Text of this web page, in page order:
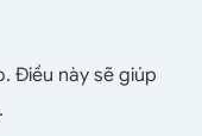
Điều này sẽ giúp